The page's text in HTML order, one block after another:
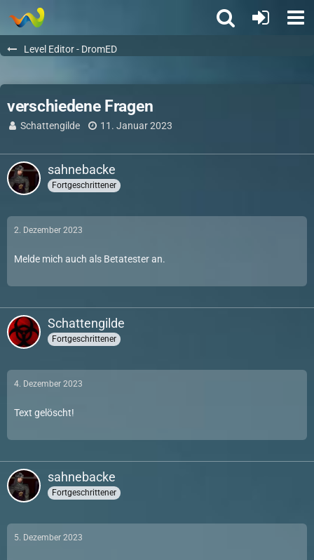
Level Editor - DromED
verschiedene Fragen
Schattengilde 11. Januar 2023
sahnebacke
Fortgeschrittener
2. Dezember 2023
Melde mich auch als Betatester an.
Schattengilde
Fortgeschrittener
4. Dezember 2023
Text gelöscht!
sahnebacke
Fortgeschrittener
5. Dezember 2023